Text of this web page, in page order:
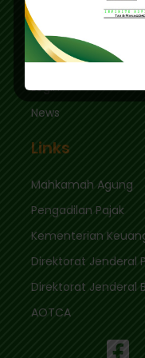
Quick Links
Login
News
Links
Mahkamah Agung
Pengadilan Pajak
Kementerian
Direktorat Jenderal
Direktorat Jenderal
AOTCA